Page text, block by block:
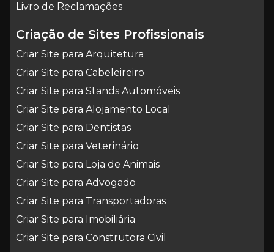
Livro de Reclamações
Criação de Sites Profissionais
Criar Site para Arquitetura
Criar Site para Cabeleireiro
Criar Site para Stands Automóveis
Criar Site para Alojamento Local
Criar Site para Dentistas
Criar Site para Veterinário
Criar Site para Loja de Animais
Criar Site para Advogado
Criar Site para Transportadoras
Criar Site para Imobiliária
Criar Site para Construtora Civil